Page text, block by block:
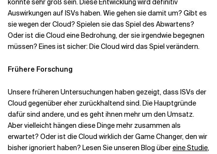
könnte sehr groß sein. Diese Entwicklung wird definitiv
Auswirkungen auf ISVs haben. Wie gehen sie damit um? Gibt es
sie wegen der Cloud? Spielen sie das Spiel des Abwartens?
Oder ist die Cloud eine Bedrohung, der sie irgendwie begegnen
müssen? Eines ist sicher: Die Cloud wird das Spiel verändern.
Frühere Forschung
Unsere früheren Untersuchungen haben gezeigt, dass ISVs der
Cloud gegenüber eher zurückhaltend sind. Die Hauptgründe
dafür sind andere, und es geht ihnen mehr um den Umsatz.
Aber vielleicht hängen diese Dinge mehr zusammen als
erwartet? Oder ist die Cloud wirklich der Game Changer, den wir
bisher ignoriert haben? Lesen Sie unseren Blog übereine Studie,